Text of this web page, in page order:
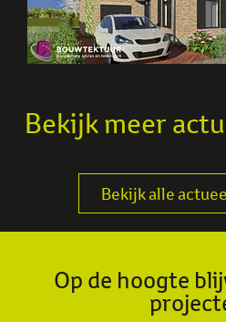
Bekijk meer
Bekijk alle
Op de hoogte